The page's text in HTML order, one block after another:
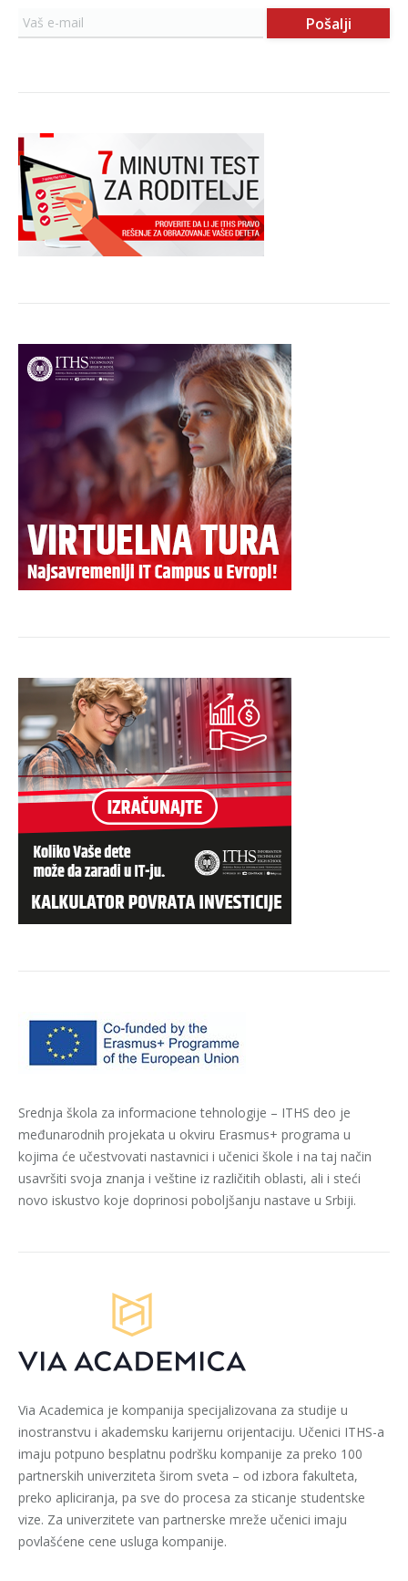
Srednja škola za informacione tehnologije – ITHS deo je
međunarodnih projekata u okviru Erasmus+ programa u
kojima će učestvovati nastavnici i učenici škole i na taj način
usavršiti svoja znanja i veštine iz različitih oblasti, ali i steći
novo iskustvo koje doprinosi poboljšanju nastave u Srbiji.
Via Academica je kompanija specijalizovana za studije u
inostranstvu i akademsku karijernu orijentaciju. Učenici ITHS-a
imaju potpuno besplatnu podršku kompanije za preko 100
partnerskih univerziteta širom sveta – od izbora fakulteta,
preko apliciranja, pa sve do procesa za sticanje studentske
vize. Za univerzitete van partnerske mreže učenici imaju
povlašćene cene usluga kompanije.